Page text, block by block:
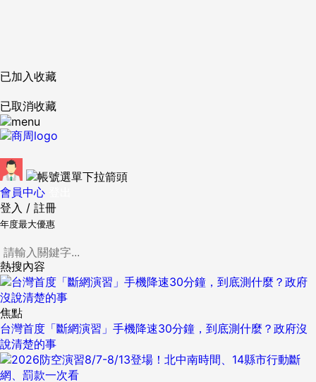
已加入收藏
已取消收藏
會員中心
登入 / 註冊
年度最大優惠
熱搜內容
焦點
台灣首度「斷網演習」手機降速30分鐘，到底測什麼？政府沒
說清楚的事